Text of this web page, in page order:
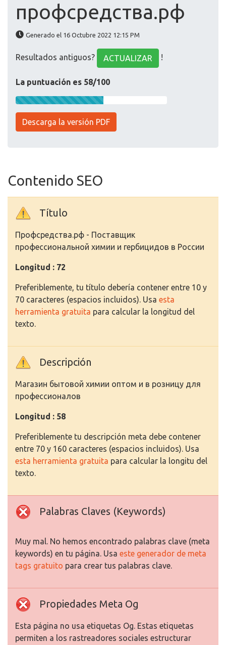
профсредства.рф
Generado el 16 Octubre 2022 12:15 PM
Resultados antiguos? ACTUALIZAR !
La puntuación es 58/100
Descarga la versión PDF
Contenido SEO
Título
Профсредства.рф - Поставщик
профессиональной химии и гербицидов в России
Longitud : 72
Preferiblemente, tu título debería contener entre 10 y
70 caracteres (espacios incluidos). Usa esta
herramienta gratuita para calcular la longitud del
texto.
Descripción
Магазин бытовой химии оптом и в розницу для
профеcсионалов
Longitud : 58
Preferiblemente tu descripción meta debe contener
entre 70 y 160 caracteres (espacios incluidos). Usa
esta herramienta gratuita para calcular la longitu del
texto.
Palabras Claves (Keywords)
Muy mal. No hemos encontrado palabras clave (meta
keywords) en tu página. Usa este generador de meta
tags gratuito para crear tus palabras clave.
Propiedades Meta Og
Esta página no usa etiquetas Og. Estas etiquetas
permiten a los rastreadores sociales estructurar